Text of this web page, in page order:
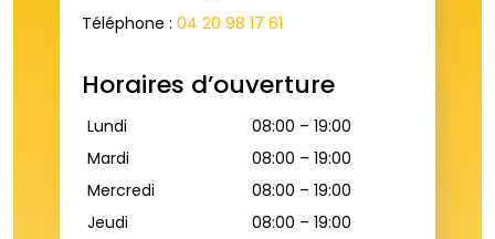
Téléphone :04 20 98 17 61
Horaires d’ouverture
Lundi
08:00 – 19:00
Mardi
08:00 – 19:00
Mercredi
08:00 – 19:00
Jeudi
08:00 – 19:00